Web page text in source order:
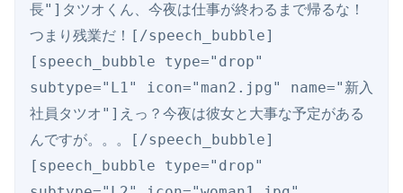
長"]タツオくん、今夜は仕事が終わるまで帰るな！
つまり残業だ！[/speech_bubble]
[speech_bubble type="drop"
subtype="L1" icon="man2.jpg" name="新入
社員タツオ"]えっ？今夜は彼女と大事な予定がある
んですが。。。[/speech_bubble]
[speech_bubble type="drop"